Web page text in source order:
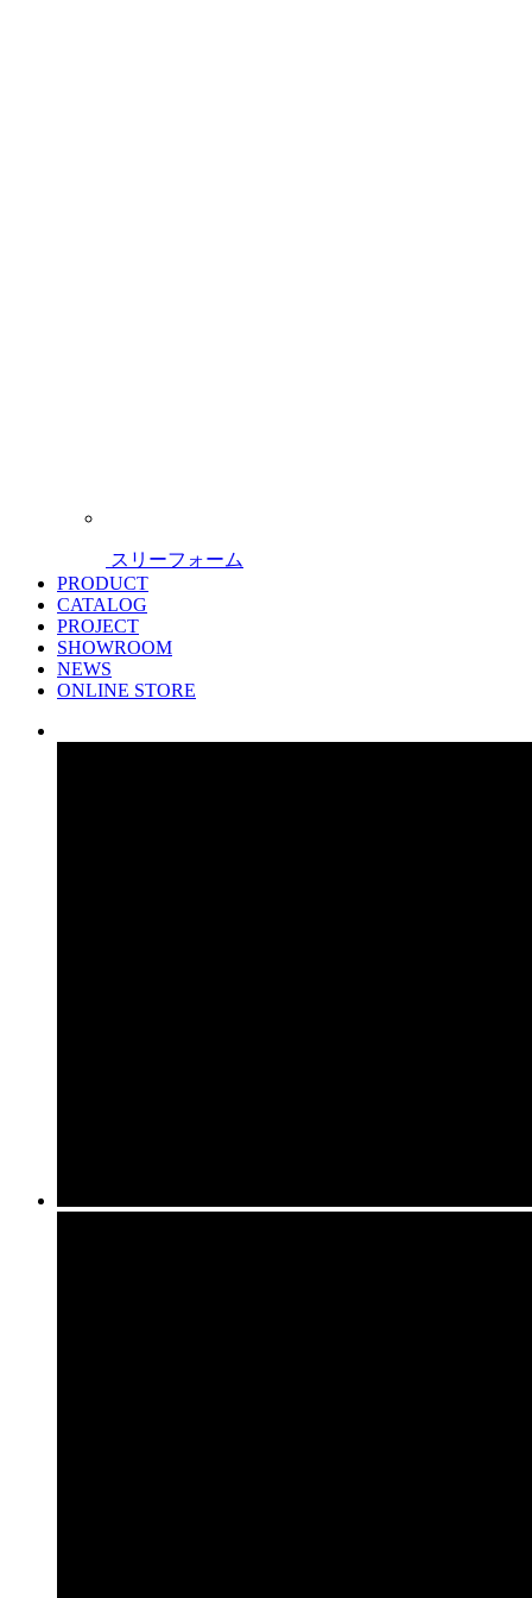
スリーフォーム
PRODUCT
CATALOG
PROJECT
SHOWROOM
NEWS
ONLINE STORE